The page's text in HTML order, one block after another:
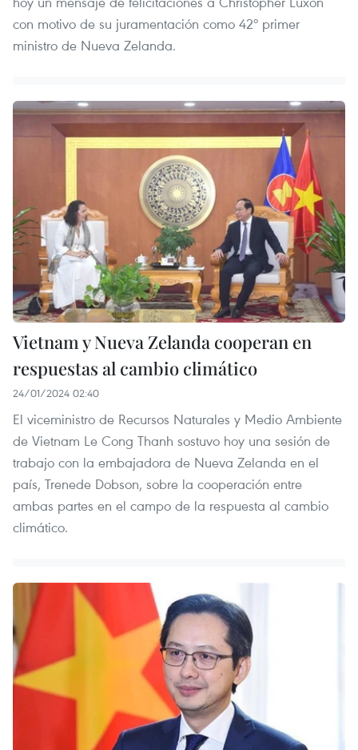
con motivo de su juramentación como 42º primer
ministro de Nueva Zelanda.
Vietnam y Nueva Zelanda cooperan en
respuestas al cambio climático
24/01/2024 02:40
El viceministro de Recursos Naturales y Medio Ambiente
de Vietnam Le Cong Thanh sostuvo hoy una sesión de
trabajo con la embajadora de Nueva Zelanda en el
país, Trenede Dobson, sobre la cooperación entre
ambas partes en el campo de la respuesta al cambio
climático.